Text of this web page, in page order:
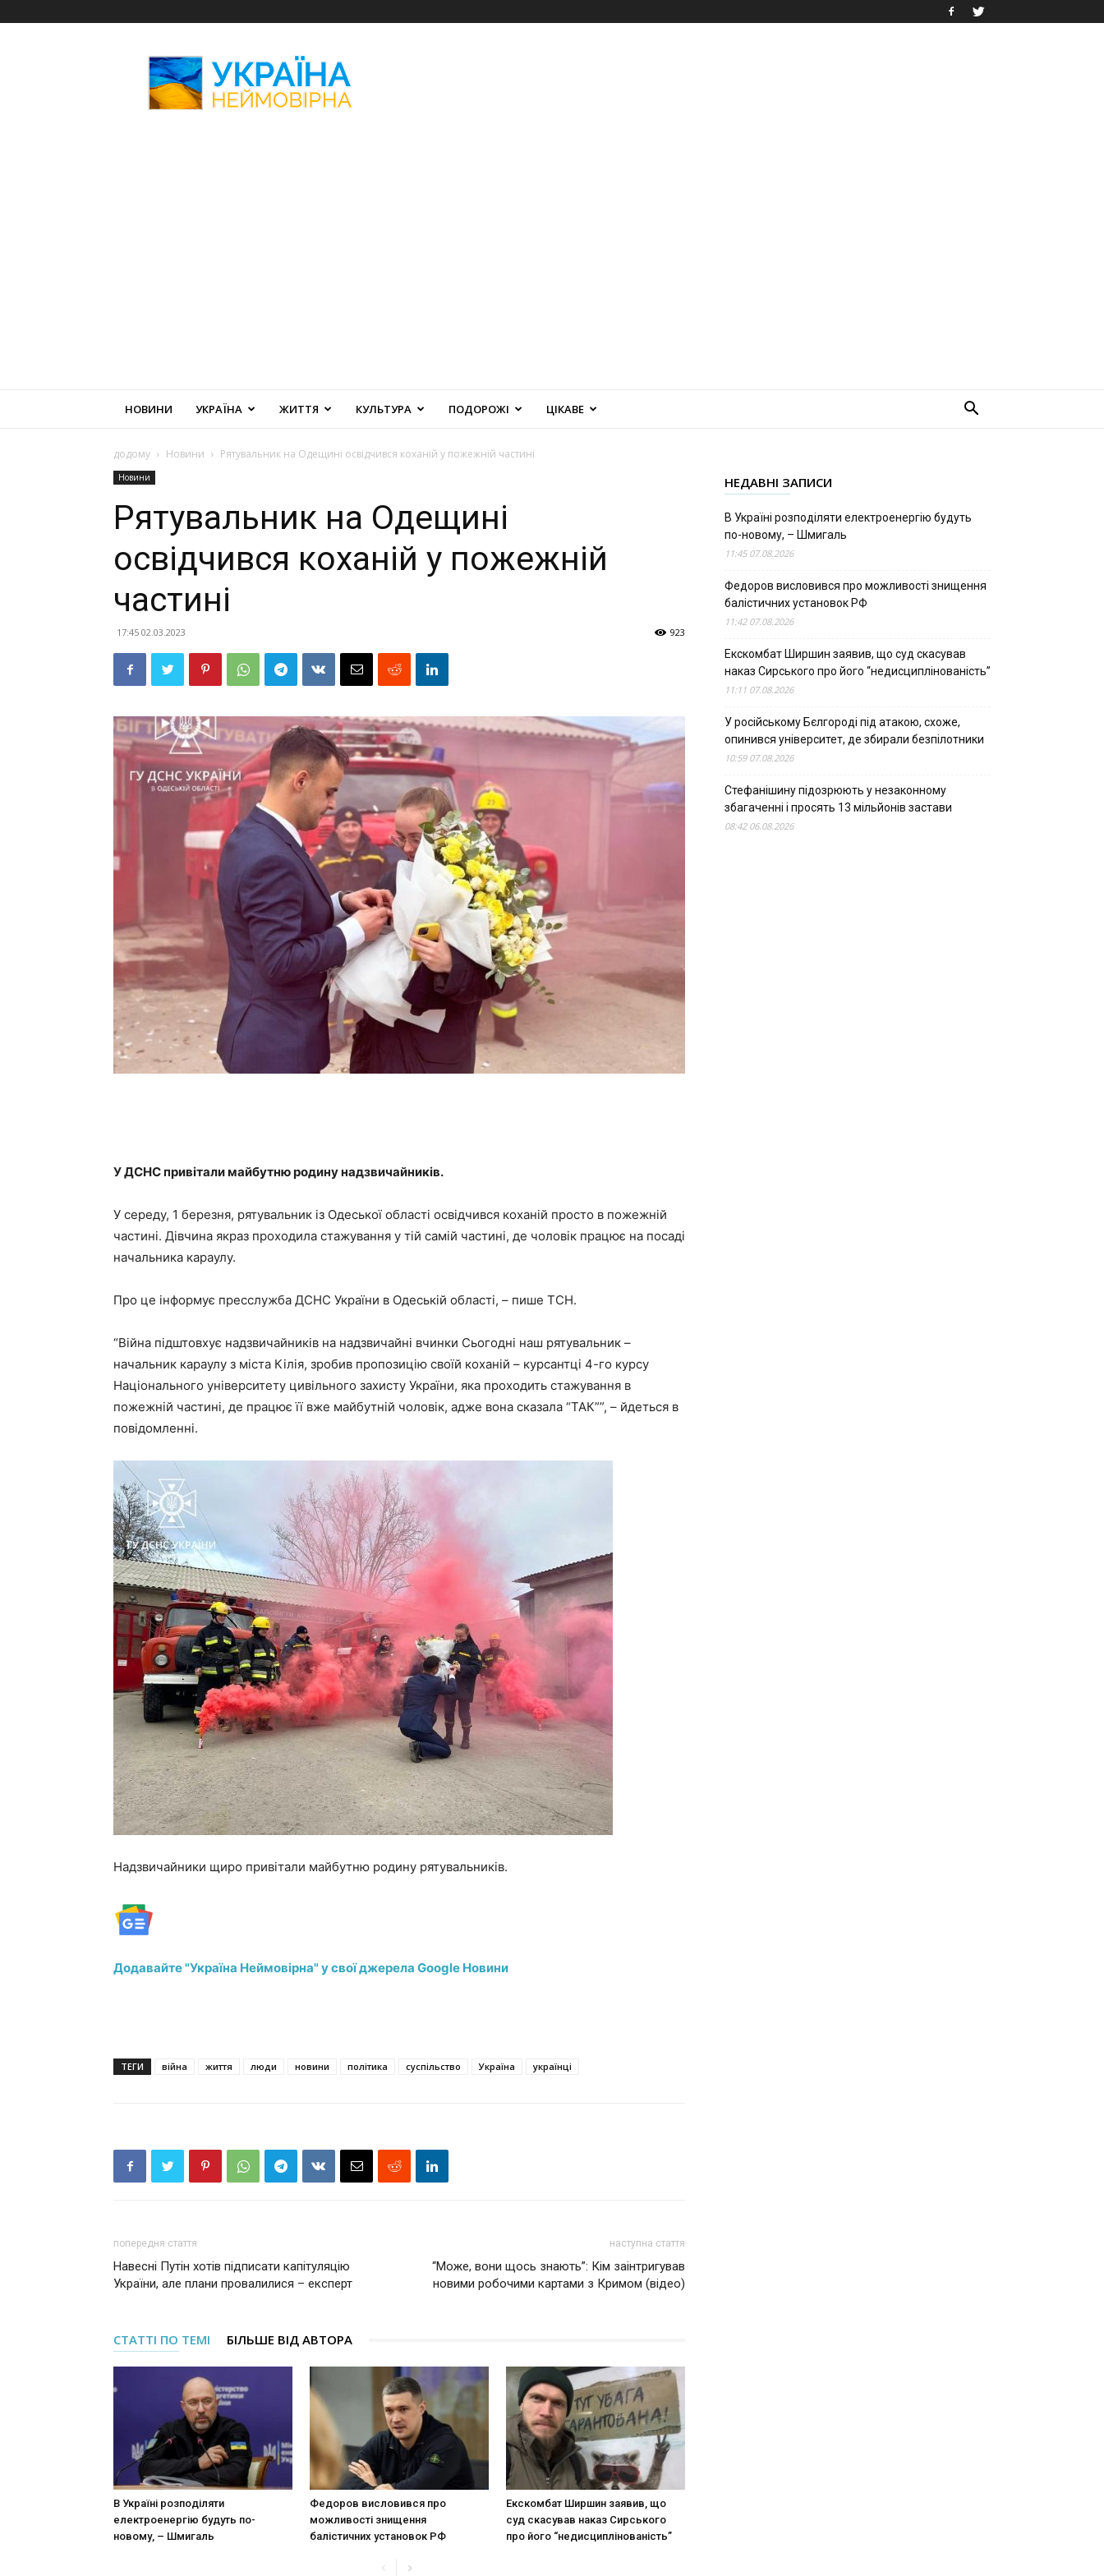
Неймовірна
НОВИНИ УКРАЇНА ЖИТТЯ КУЛЬТУРА ПОДОРОЖІ ЦІКАВЕ
додому Новини Рятувальник на Одещині освідчився коханій у пожежній частині
Новини
Рятувальник на Одещині
освідчився коханій у пожежній
частині
17:45 02.03.2023 923
У ДСНС привітали майбутню родину надзвичайників.
У середу, 1 березня, рятувальник із Одеської області освідчився коханій просто в пожежній
частині. Дівчина якраз проходила стажування у тій самій частині, де чоловік працює на посаді
начальника караулу.
Про це інформує пресслужба ДСНС України в Одеській області, – пише ТСН.
“Війна підштовхує надзвичайників на надзвичайні вчинки Сьогодні наш рятувальник –
начальник караулу з міста Кілія, зробив пропозицію своїй коханій – курсантці 4-го курсу
Національного університету цивільного захисту України, яка проходить стажування в
пожежній частині, де працює її вже майбутній чоловік, адже вона сказала “ТАК””, – йдеться в
повідомленні.
Надзвичайники щиро привітали майбутню родину рятувальників.
Додавайте "Україна Неймовірна" у свої джерела Google Новини
ТЕГИ війна життя люди новини політика суспільство Україна українці
попередня стаття
Навесні Путін хотів підписати капітуляцію
України, але плани провалилися – експерт
наступна стаття
“Може, вони щось знають”: Кім заінтригував
новими робочими картами з Кримом (відео)
СТАТТІ ПО ТЕМІ БІЛЬШЕ ВІД АВТОРА
В Україні розподіляти
електроенергію будуть по-
новому, – Шмигаль
Федоров висловився про
можливості знищення
балістичних установок РФ
Екскомбат Ширшин заявив, що
суд скасував наказ Сирського
про його “недисциплінованість”
НЕДАВНІ ЗАПИСИ
В Україні розподіляти електроенергію будуть
по-новому, – Шмигаль
11:45 07.08.2026
Федоров висловився про можливості знищення
балістичних установок РФ
11:42 07.08.2026
Екскомбат Ширшин заявив, що суд скасував
наказ Сирського про його “недисциплінованість”
11:11 07.08.2026
У російському Бєлгороді під атакою, схоже,
опинився університет, де збирали безпілотники
10:59 07.08.2026
Стефанішину підозрюють у незаконному
збагаченні і просять 13 мільйонів застави
08:42 06.08.2026